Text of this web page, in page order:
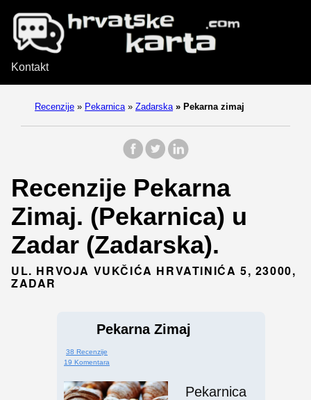
Kontakt
Recenzije » Pekarnica » Zadarska » Pekarna zimaj
Recenzije Pekarna
Zimaj. (Pekarnica) u
Zadar (Zadarska).
UL. HRVOJA VUKČIĆA HRVATINIĆA 5, 23000,
ZADAR
Pekarna Zimaj
38 Recenzije
19 Komentara
Pekarnica